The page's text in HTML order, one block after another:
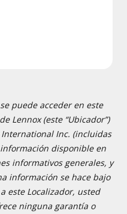
puede acceder en este
Lennox (este “Ubicador”)
Inc. (incluidas
información disponible en
informativos generales, y
información se hace bajo
este Localizador, usted
ninguna garantía o